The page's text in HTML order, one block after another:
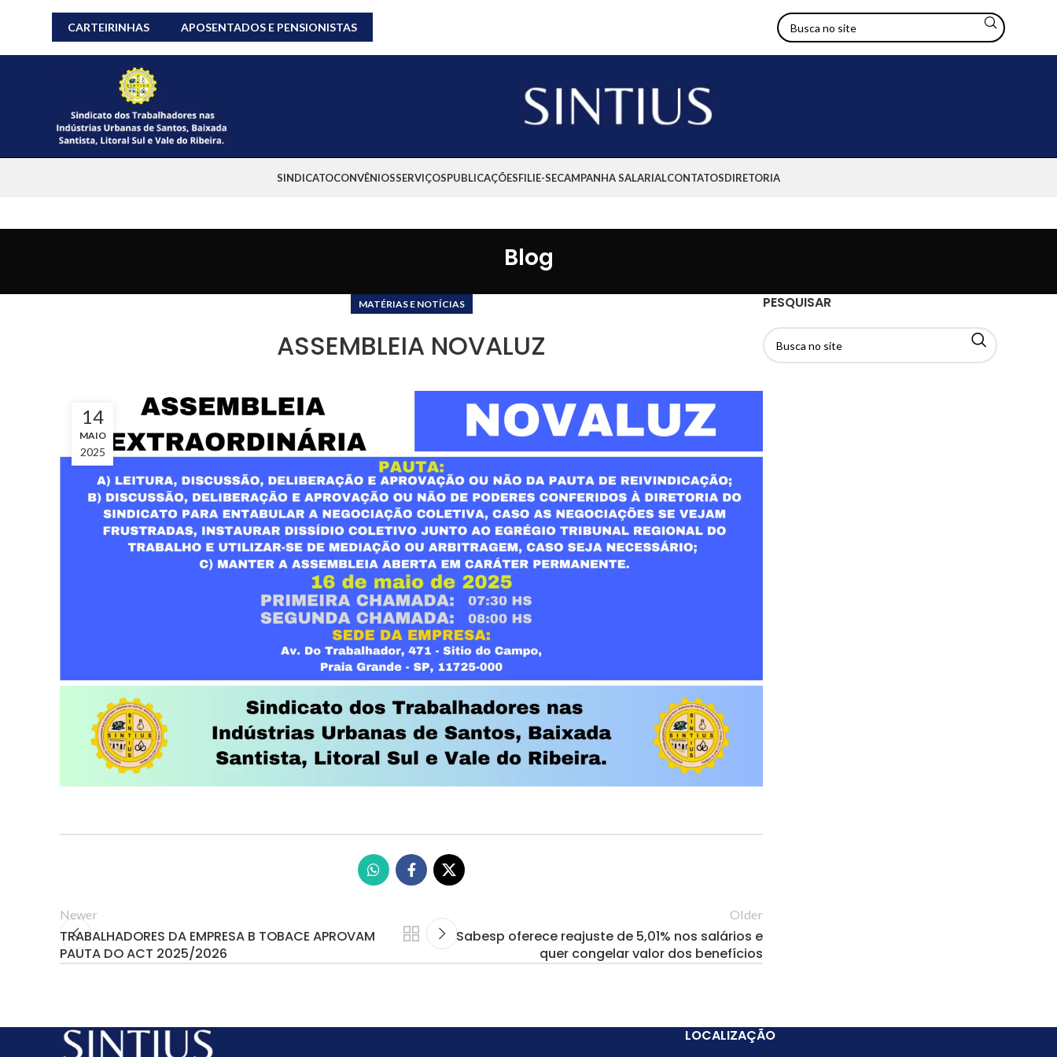
CARTEIRINHAS APOSENTADOS E PENSIONISTAS
SINDICATOCONVÊNIOSSERVIÇOSPUBLICAÇÕESFILIE-SECAMPANHA SALARIALCONTATOSDIRETORIA
Blog
MATÉRIAS E NOTÍCIAS
ASSEMBLEIA NOVALUZ
14
MAIO
2025
Newer
TRABALHADORES DA EMPRESA B TOBACE APROVAM
PAUTA DO ACT 2025/2026
Older
Sabesp oferece reajuste de 5,01% nos salários e
quer congelar valor dos benefícios
PESQUISAR
LOCALIZAÇÃO